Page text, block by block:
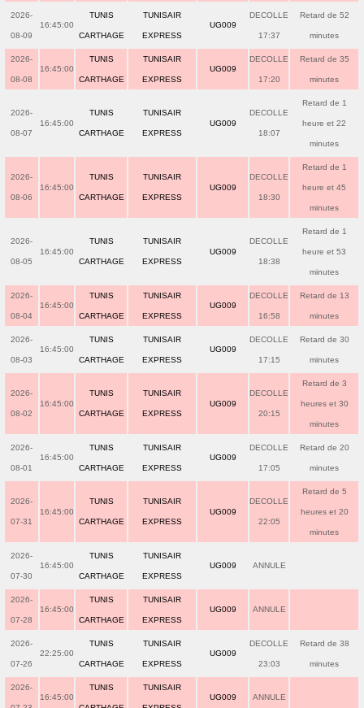
2026-
08-09
16:45:00
TUNIS
CARTHAGE
TUNISAIR
EXPRESS
UG009
DECOLLE
17:37
Retard de 52
minutes
2026-
08-08
16:45:00
TUNIS
CARTHAGE
TUNISAIR
EXPRESS
UG009
DECOLLE
17:20
Retard de 35
minutes
2026-
08-07
16:45:00
TUNIS
CARTHAGE
TUNISAIR
EXPRESS
UG009
DECOLLE
18:07
Retard de 1
heure et 22
minutes
2026-
08-06
16:45:00
TUNIS
CARTHAGE
TUNISAIR
EXPRESS
UG009
DECOLLE
18:30
Retard de 1
heure et 45
minutes
2026-
08-05
16:45:00
TUNIS
CARTHAGE
TUNISAIR
EXPRESS
UG009
DECOLLE
18:38
Retard de 1
heure et 53
minutes
2026-
08-04
16:45:00
TUNIS
CARTHAGE
TUNISAIR
EXPRESS
UG009
DECOLLE
16:58
Retard de 13
minutes
2026-
08-03
16:45:00
TUNIS
CARTHAGE
TUNISAIR
EXPRESS
UG009
DECOLLE
17:15
Retard de 30
minutes
2026-
08-02
16:45:00
TUNIS
CARTHAGE
TUNISAIR
EXPRESS
UG009
DECOLLE
20:15
Retard de 3
heures et 30
minutes
2026-
08-01
16:45:00
TUNIS
CARTHAGE
TUNISAIR
EXPRESS
UG009
DECOLLE
17:05
Retard de 20
minutes
2026-
07-31
16:45:00
TUNIS
CARTHAGE
TUNISAIR
EXPRESS
UG009
DECOLLE
22:05
Retard de 5
heures et 20
minutes
2026-
07-30
16:45:00
TUNIS
CARTHAGE
TUNISAIR
EXPRESS
UG009 ANNULE
2026-
07-28
16:45:00
TUNIS
CARTHAGE
TUNISAIR
EXPRESS
UG009 ANNULE
2026-
07-26
22:25:00
TUNIS
CARTHAGE
TUNISAIR
EXPRESS
UG009
DECOLLE
23:03
Retard de 38
minutes
2026-
16:45:00
TUNIS TUNISAIR
UG009 ANNULE